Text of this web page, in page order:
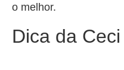
o melhor.
Dica da